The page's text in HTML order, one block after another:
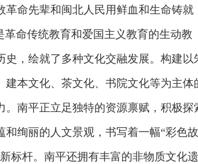
命先辈和闽北人民用鲜血和生命铸就
命传统教育和爱国主义教育的生动教
，绘就了多种文化交融发展。构建以
本文化、茶文化、书院文化等为主体
南平正立足独特的资源禀赋，积极探
绚丽的人文景观，书写着一幅“彩色故
标杆。南平还拥有丰富的非物质文化遗